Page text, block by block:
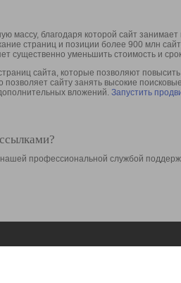
массу, благодаря которой сайт
страниц и позиции более 900 млн
существенно уменьшить стоимость и
сайта, которые позволяют
сайту занять высокие
вложений. Запустить
профессиональной службой